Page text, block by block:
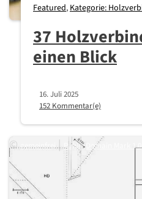
Featured,Kategorie:
37
einen Blick
16. Juli 2025
152 Kommentar(e)
©gemeinfrei|Public Domain Mark 1.0